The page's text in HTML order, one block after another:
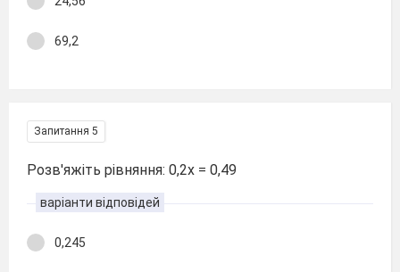
69,2
Запитання 5
Розв'яжіть рівняння: 0,2х = 0,49
варіанти відповідей
0,245